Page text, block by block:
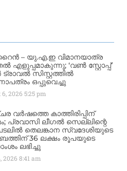
– യു.എ.ഇ വിമാനയാത്ര
എളുപ്പമാകുന്നു; ‘വൺ സ്റ്റോപ്പ്’
സിസ്റ്റത്തിൽ
ഒപ്പുവെച്ചു
6, 20265:25 pm
വർഷത്തെ കാത്തിരിപ്പിന്
പ്രവാസി ലീഗൽ സെല്ലിന്റെ
തെലങ്കാന സ്വദേശിയുടെ
36 ലക്ഷം രൂപയുടെ
ലഭിച്ചു
20268:41 am